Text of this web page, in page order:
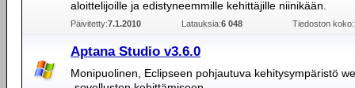
aloittelijoille ja edistyneemmille kehittäjille niinikään.
Päivitetty:7.1.2010 Latauksia:6 048 Tiedoston koko:
Aptana Studio v3.6.0
Monipuolinen, Eclipseen pohjautuva kehitysympäristö